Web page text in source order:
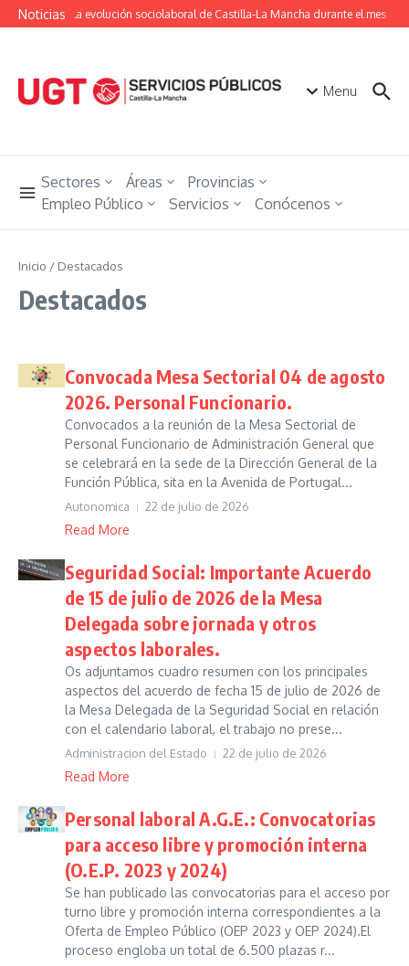
Saltar al contenido
Noticias
Conoce la evolución sociolaboral de Castilla-La Mancha durante el mes de
Menu
Sectores Áreas
Provincias
Empleo Público
Servicios Conócenos
Inicio / Destacados
Destacados
Convocada Mesa Sectorial 04 de agosto
2026. Personal Funcionario.
Convocados a la reunión de la Mesa Sectorial de
Personal Funcionario de Administración General que
se celebrará en la sede de la Dirección General de la
Función Pública, sita en la Avenida de Portugal...
Autonomica 22 de julio de 2026
Read More
Seguridad Social: Importante Acuerdo
de 15 de julio de 2026 de la Mesa
Delegada sobre jornada y otros
aspectos laborales.
Os adjuntamos cuadro resumen con los principales
aspectos del acuerdo de fecha 15 de julio de 2026 de
la Mesa Delegada de la Seguridad Social en relación
con el calendario laboral, el trabajo no prese...
Administracion del Estado 22 de julio de 2026
Read More
Personal laboral A.G.E.: Convocatorias
para acceso libre y promoción interna
(O.E.P. 2023 y 2024)
Se han publicado las convocatorias para el acceso por
turno libre y promoción interna correspondientes a la
Oferta de Empleo Público (OEP 2023 y OEP 2024).El
proceso engloba un total de 6.500 plazas r...